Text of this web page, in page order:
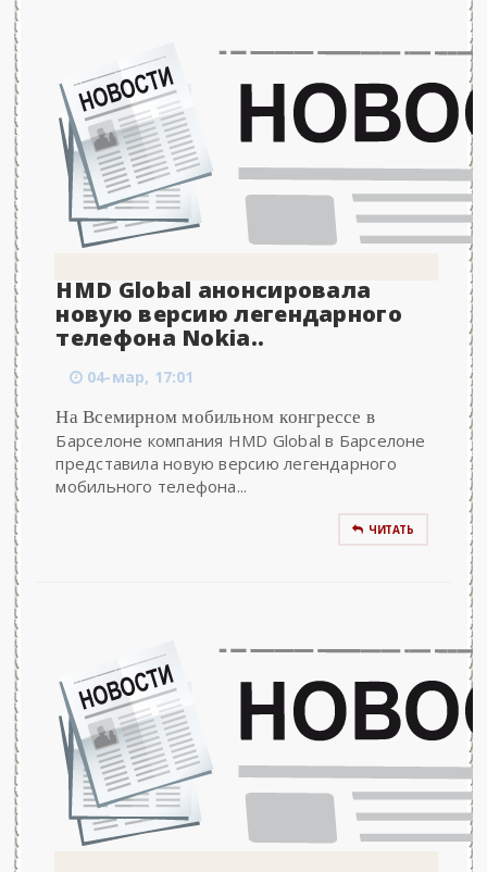
HMD Global анонсировала
новую версию легендарного
телефона Nokia..
04-мар, 17:01
На Всемирном мобильном конгрессе в
Барселоне компания HMD Global в Барселоне
представила новую версию легендарного
мобильного телефона...
ЧИТАТЬ